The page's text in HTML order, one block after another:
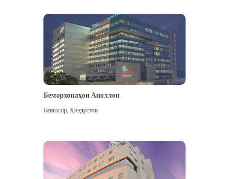
Бештар дидан
Беморхонаҳои Аполлон
Бангалор,Ҳиндустон